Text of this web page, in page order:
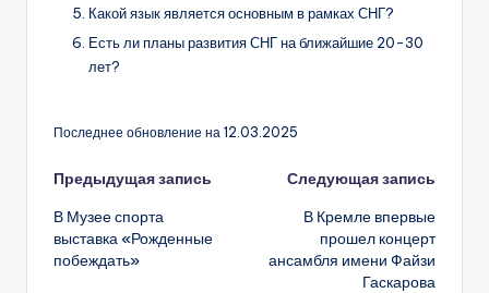
Какой язык является основным в рамках СНГ?
Есть ли планы развития СНГ на ближайшие 20-30
лет?
Последнее обновление на 12.03.2025
Навигация
записи
Предыдущая запись
В Музее спорта
выставка «Рожденные
побеждать»
Следующая запись
В Кремле впервые
прошел концерт
ансамбля имени Файзи
Гаскарова